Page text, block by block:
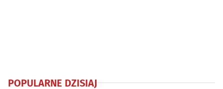
POPULARNE DZISIAJ